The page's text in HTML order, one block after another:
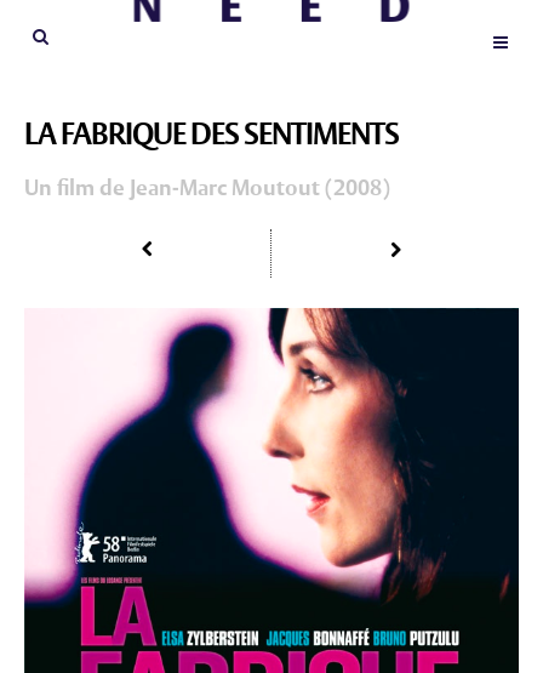
LA FABRIQUE DES SENTIMENTS
Un film de Jean-Marc Moutout (2008)